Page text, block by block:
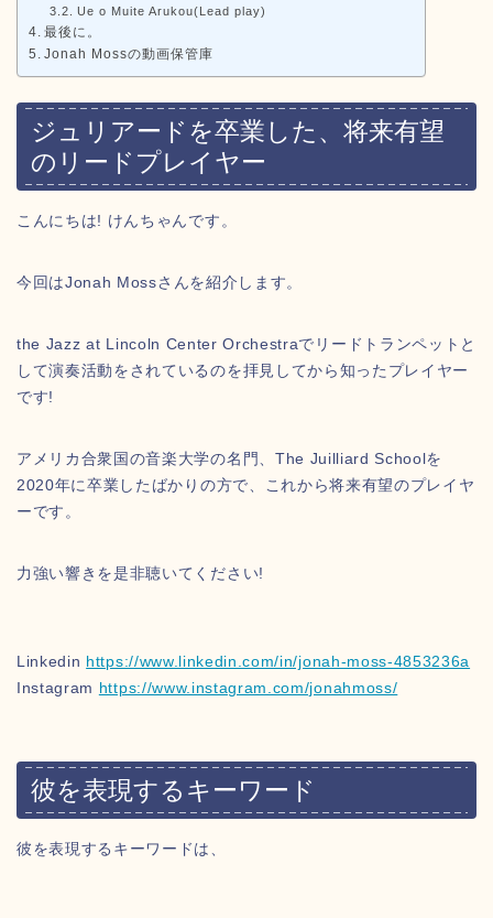
Ue o Muite Arukou(Lead play)
最後に。
Jonah Mossの動画保管庫
ジュリアードを卒業した、将来有望
のリードプレイヤー
こんにちは! けんちゃんです。
今回はJonah Mossさんを紹介します。
the Jazz at Lincoln Center Orchestraでリードトランペットと
して演奏活動をされているのを拝見してから知ったプレイヤー
です!
アメリカ合衆国の音楽大学の名門、The Juilliard Schoolを
2020年に卒業したばかりの方で、これから将来有望のプレイヤ
ーです。
力強い響きを是非聴いてください!
Linkedin https://www.linkedin.com/in/jonah-moss-4853236a
Instagram https://www.instagram.com/jonahmoss/
彼を表現するキーワード
彼を表現するキーワードは、